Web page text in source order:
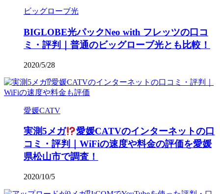
ビッグローブ光
BIGLOBE光パックNeo with フレッツの口コ
ミ・評判｜普通のビッグローブ光とも比較！
2020/5/28
愛媛CATV
実測5メガ
愛媛CATVのインターネットの口
コミ・評判｜WiFiの速度や料金の評価を愛媛
県松山市で調査！
2020/10/5